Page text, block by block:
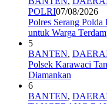
POLRI07/08/2026
Polres Serang
untuk Warga
5
BANTEN,
Polsek Karawaci
Diamankan
6
BANTEN,